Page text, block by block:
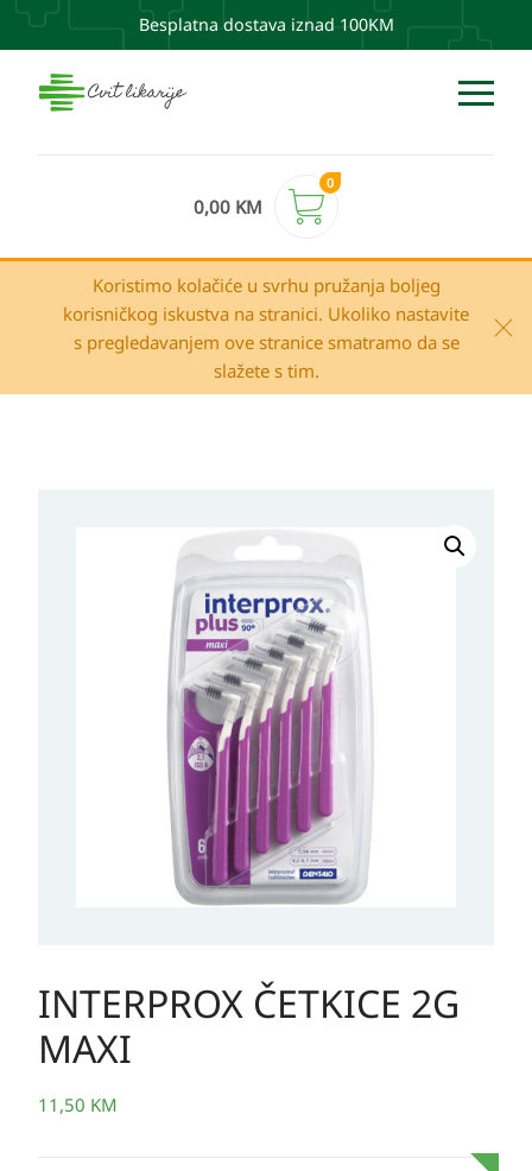
Besplatna dostava iznad 100KM
0,00 KM
0
Koristimo kolačiće u svrhu pružanja boljeg
korisničkog iskustva na stranici. Ukoliko nastavite
s pregledavanjem ove stranice smatramo da se
slažete s tim.
INTERPROX ČETKICE 2G
MAXI
11,50 KM